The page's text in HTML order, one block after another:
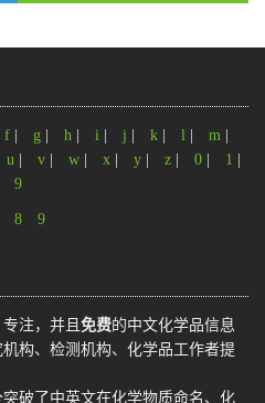
f g h i j k l m
u v w x y z 0 1
9
8 9
注，并且 免费的中文化学品信息
构、检测机构、化学品工作者提
破了中英文在化学物质命名、化